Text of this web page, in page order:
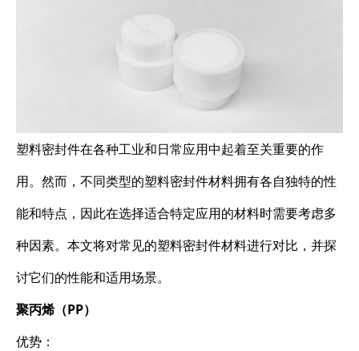
塑料密封件在各种工业和日常应用中起着至关重要的作
用。然而，不同类型的塑料密封件材料拥有各自独特的性
能和特点，因此在选择适合特定应用的材料时需要考虑多
种因素。本文将对常见的塑料密封件材料进行对比，并探
讨它们的性能和适用场景。
聚丙烯（PP）
优势：